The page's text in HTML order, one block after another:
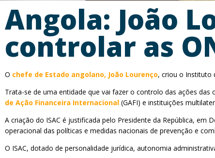
Angola: João
controlar as
O chefe de Estado angolano, João Lourenço, criou o Instituto
Trata-se de uma entidade que vai fazer o controlo das ações
de Ação Financeira Internacional (GAFI) e instituições
A criação do ISAC é justificada pelo Presidente da República, em
operacional das políticas e medidas nacionais de prevenção e
O ISAC, dotado de personalidade jurídica, autonomia